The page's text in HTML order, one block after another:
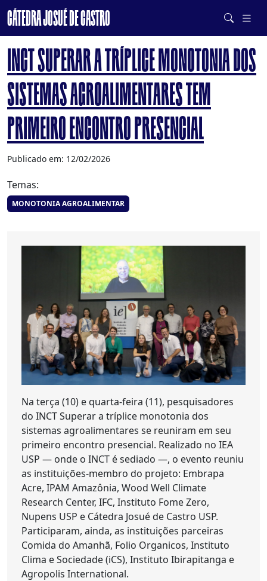
CÁTEDRA JOSUÉ DE CASTRO
DE SISTEMAS ALIMENTARES SAUDÁVEIS E SUSTENTÁVEIS
INCT SUPERAR A TRÍPLICE MONOTONIA DOS
SISTEMAS AGROALIMENTARES TEM
PRIMEIRO ENCONTRO PRESENCIAL
Publicado em: 12/02/2026
Temas:
MONOTONIA AGROALIMENTAR
Na terça (10) e quarta-feira (11), pesquisadores
do INCT Superar a tríplice monotonia dos
sistemas agroalimentares se reuniram em seu
primeiro encontro presencial. Realizado no IEA
USP — onde o INCT é sediado —, o evento reuniu
as instituições-membro do projeto: Embrapa
Acre, IPAM Amazônia, Wood Well Climate
Research Center, IFC, Instituto Fome Zero,
Nupens USP e Cátedra Josué de Castro USP.
Participaram, ainda, as instituições parceiras
Comida do Amanhã, Folio Organicos, Instituto
Clima e Sociedade (iCS), Instituto Ibirapitanga e
Agropolis International.